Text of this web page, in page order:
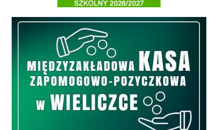
Międzyzakładowa Kasa Zapomogowo - Pożyczkowa